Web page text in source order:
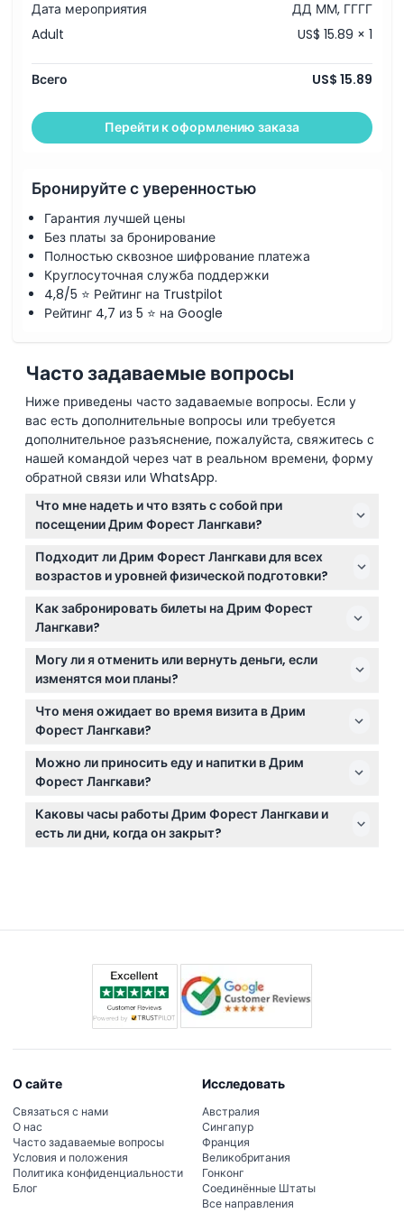
Дата мероприятия
ДД ММ, ГГГГ
Adult
US$ 15.89 × 1
Всего US$ 15.89
Перейти к оформлению заказа
Бронируйте с уверенностью
Гарантия лучшей цены
Без платы за бронирование
Полностью сквозное шифрование платежа
Круглосуточная служба поддержки
4,8/5 ⭐ Рейтинг на Trustpilot
Рейтинг 4,7 из 5 ⭐ на Google
Часто задаваемые вопросы
Ниже приведены часто задаваемые вопросы. Если у
вас есть дополнительные вопросы или требуется
дополнительное разъяснение, пожалуйста, свяжитесь с
нашей командой через чат в реальном времени, форму
обратной связи или WhatsApp.
Что мне надеть и что взять с собой при
посещении Дрим Форест Лангкави?
Лучше всего надеть одежду с длинными рукавами
и длинные брюки, чтобы избежать укусов комаров,
а также использовать репелленты. Поскольку тропа
тёмная и с неровными участками, рекомендуются
удобные обувь, например, кроссовки.
Подходит ли Дрим Форест Лангкави для всех
возрастов и уровней физической подготовки?
Аттракцион лучше всего подходит для посетителей
в возрасте от 3 до 99 лет, с разными ценами на
билеты в зависимости от возрастной группы.
Однако он не подходит для людей на инвалидных
креслах или с нарушениями ходьбы.
Как забронировать билеты на Дрим Форест
Лангкави?
Вы можете безопасно забронировать билеты
онлайн прямо на этом сайте. Просто выберите
предпочитаемую дату и проверьте доступность во
время процесса бронирования.
Могу ли я отменить или вернуть деньги, если
изменятся мои планы?
Билеты на Дрим Форест Лангкави не подлежат
возврату и отмене. Пожалуйста, убедитесь в
правильности выбора даты и времени перед
завершением бронирования.
Что меня ожидает во время визита в Дрим
Форест Лангкави?
Вы насладитесь 1,2-километровой ночной тропой,
освещённой цветными огнями, музыкой и
интерактивными экспозициями, которые оживляют
малайский фольклор. Опыт начинается с первого
входа в 20:00 и продолжается до полуночи.
Можно ли приносить еду и напитки в Дрим
Форест Лангкави?
Приносить еду и напитки снаружи в аттракцион
нельзя, поэтому планируйте заранее перед визитом.
Каковы часы работы Дрим Форест Лангкави и
есть ли дни, когда он закрыт?
при бронировании).
О сайте
Связаться с нами
О нас
Часто задаваемые вопросы
Условия и положения
Политика конфиденциальности
Блог
Исследовать
Австралия
Сингапур
Франция
Великобритания
Гонконг
Соединённые Штаты
Все направления